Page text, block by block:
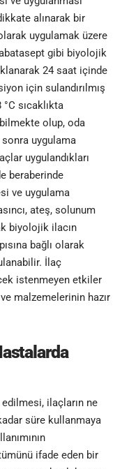
alınarak bir
uygulamak üzere
gibi biyolojik
24 saat içinde
için sulandırılmış
sıcaklıkta
olup, oda
sonra uygulama
uygulandıkları
beraberinde
ve uygulama
ateş, solunum
biyolojik ilacın
bağlı olarak
İlaç
istenmeyen etkiler
malzemelerinin hazır
ilaçların ne
süre kullanmaya
ifade eden bir